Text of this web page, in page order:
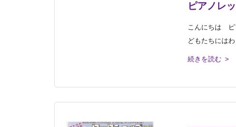
ピアノレ
こんにちは ピ
どもたちにはわ
続きを読む >